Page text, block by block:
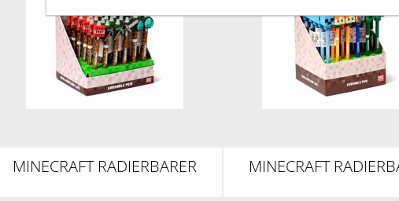
MINECRAFT RADIERBARER
MINECRAFT